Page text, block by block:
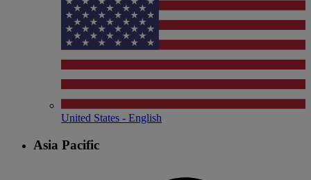
United States - English
Asia Pacific